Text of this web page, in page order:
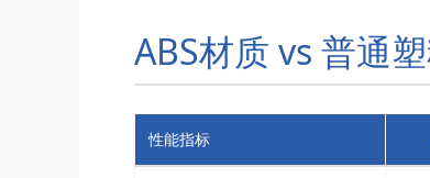
ABS材质 vs 普通
性能指标